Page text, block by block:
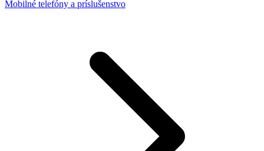
Mobilné telefóny a príslušenstvo